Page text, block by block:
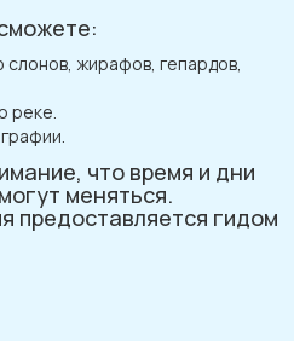
жирафов, гепардов,
реке.
что время и дни
меняться.
предоставляется гидом